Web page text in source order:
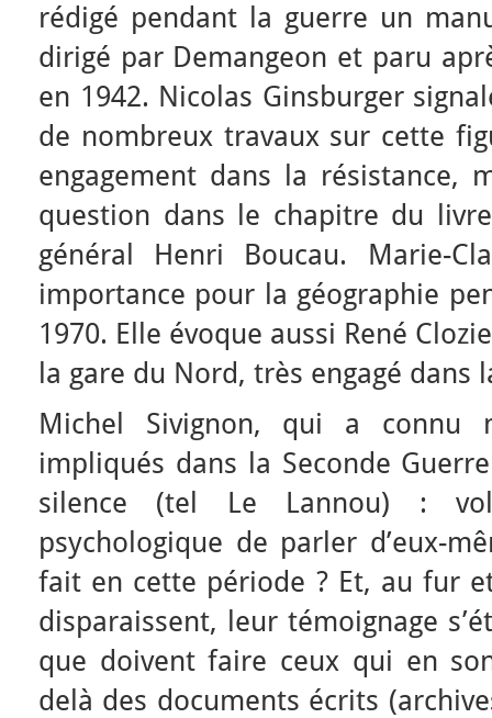
rédigé pendant la guerre un
dirigé par Demangeon et paru
en 1942. Nicolas Ginsburger
de nombreux travaux sur cette
engagement dans la résistance,
question dans le chapitre du
général Henri Boucau. Marie-
importance pour la géographie
1970. Elle évoque aussi René
la gare du Nord, très engagé dans
Michel Sivignon, qui a connu
impliqués dans la Seconde
silence (tel Le Lannou) :
psychologique de parler d’eux-
fait en cette période ? Et, au fur
disparaissent, leur témoignage
que doivent faire ceux qui en
delà des documents écrits